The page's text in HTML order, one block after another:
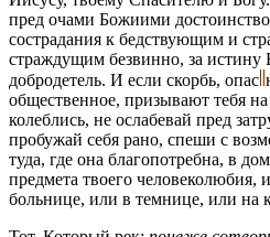
пред очами Божиими
сострадания к бедствующим и
страждущим безвинно, за истину
добродетель. И если скорбь, опас
общественное, призывают тебя
колеблись, не ослабевай пред
пробужай себя рано, спеши с
туда, где она благопотребна, в
предмета твоего человеколюбия,
больнице, или в темнице, или на